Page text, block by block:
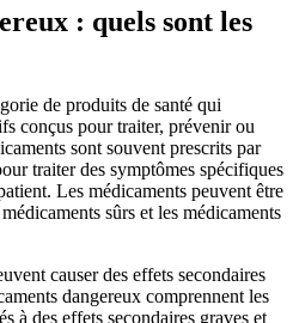
: quels sont les
de produits de santé qui
conçus pour traiter, prévenir ou
sont souvent prescrits par
traiter des symptômes spécifiques
Les médicaments peuvent être
sûrs et les médicaments
causer des effets secondaires
dangereux comprennent les
à des effets secondaires graves et